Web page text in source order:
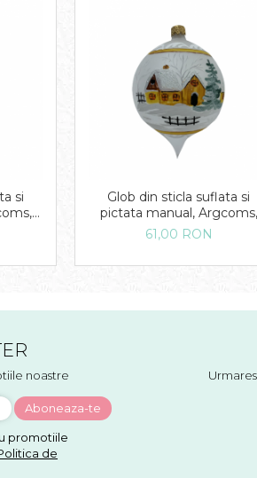
si
Glob din sticla suflata si
pictata manual, Argcoms,
Fabrica lui Mos Craciun,
Personalizabil, Flori de
61,00 RON
noastre
promotiile
de